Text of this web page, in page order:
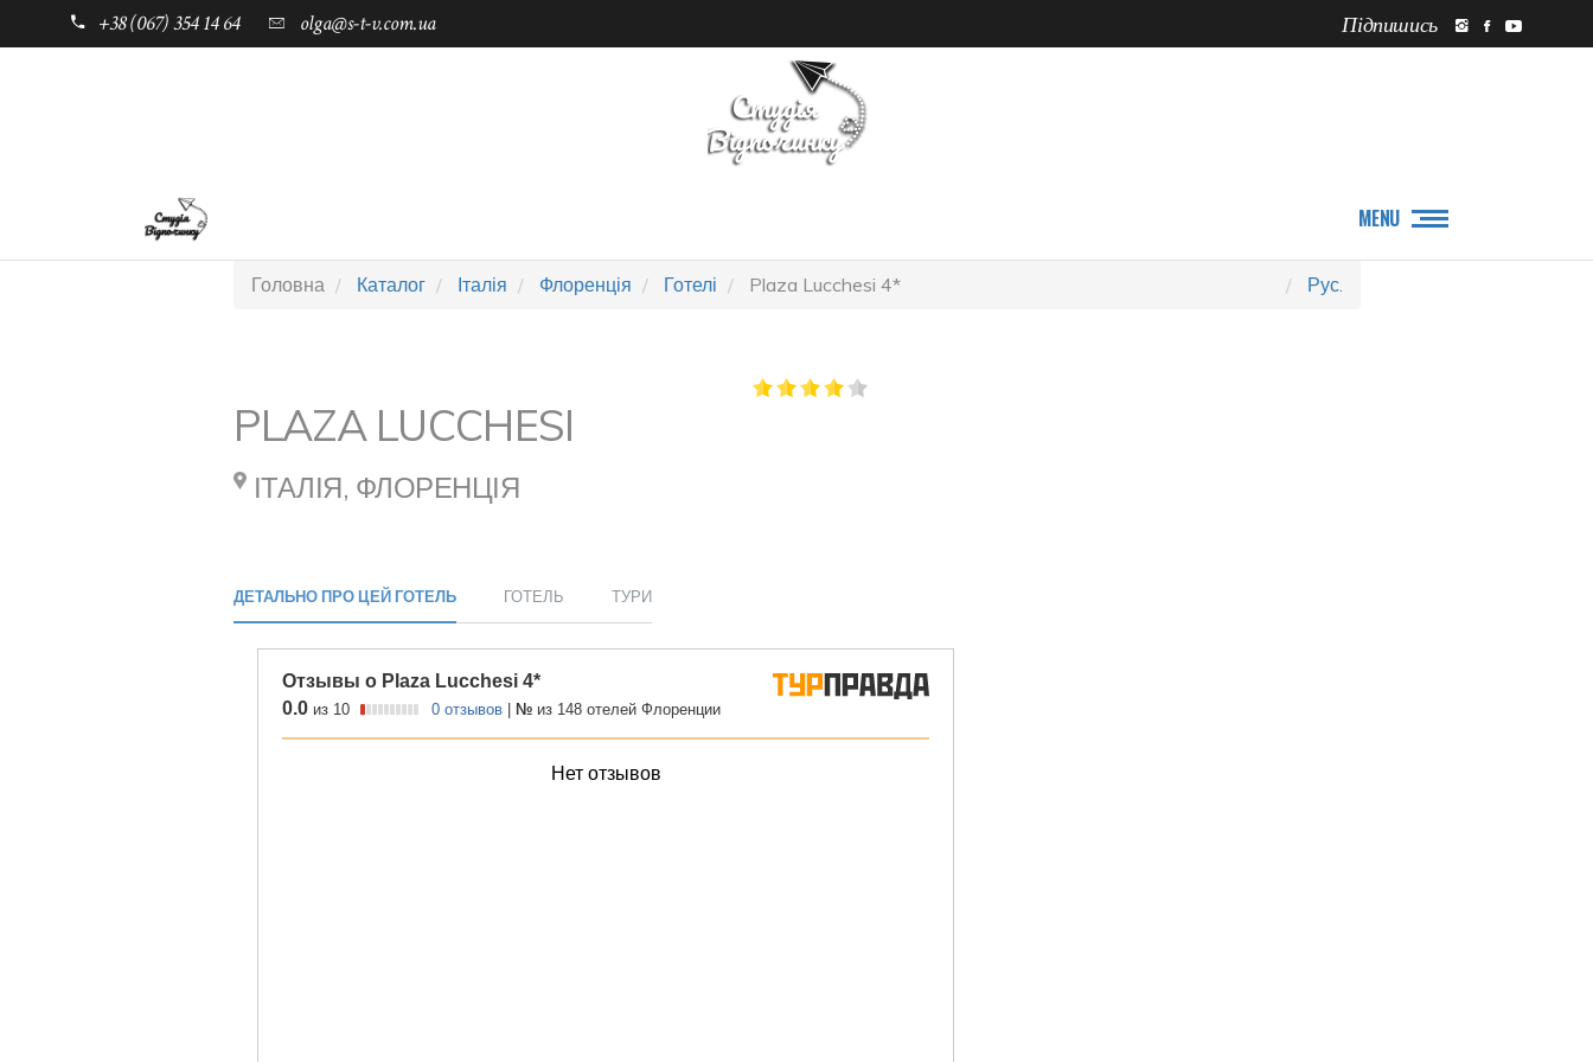
+38 (067) 354 14 64 olga@s-t-v.com.ua Підпишись
MENU
Головна Каталог Італія Флоренція Готелі Plaza Lucchesi 4* Рус.
PLAZA LUCCHESI
ІТАЛІЯ, ФЛОРЕНЦІЯ
ДЕТАЛЬНО ПРО ЦЕЙ ГОТЕЛЬ ГОТЕЛЬ ТУРИ